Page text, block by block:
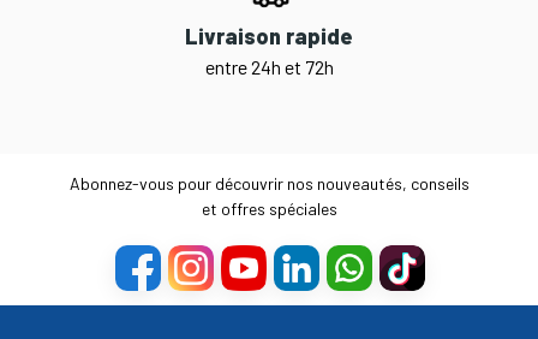
Livraison rapide
entre 24h et 72h
Abonnez-vous pour découvrir nos nouveautés, conseils
et offres spéciales